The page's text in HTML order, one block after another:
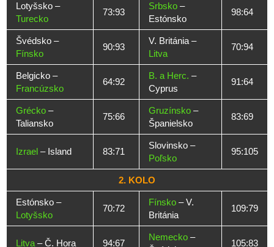
Lotyšsko –
Turecko
73:93
Srbsko –
Estónsko
98:64
Švédsko –
Fínsko
90:93
V. Británia –
Litva
70:94
Belgicko –
Francúzsko
64:92
B. a Herc. –
Cyprus
91:64
Grécko –
Taliansko
75:66
Gruzínsko –
Španielsko
83:69
Izrael – Island 83:71
Slovinsko –
Poľsko
95:105
2. KOLO
Estónsko –
Lotyšsko
70:72
Fínsko – V.
Británia
109:79
Litva – Č. Hora 94:67
Nemecko –
105:83